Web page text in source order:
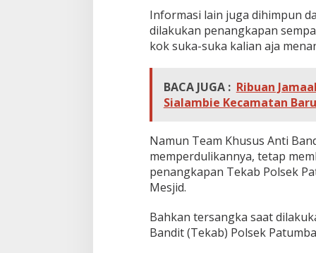
Informasi lain juga dihimpun
dilakukan penangkapan
kok suka-suka kalian aja
BACA JUGA : Ribuan
Sialambie Kecamatan
Namun Team Khusus Anti
memperdulikannya, tetap
penangkapan Tekab Polsek
Mesjid.
Bahkan tersangka saat
Bandit (Tekab) Polsek